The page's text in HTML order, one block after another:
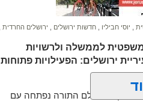
יוסי חביליו חדשות ירושלים ירושלים החרדית
לממשלה ולרשויות
ירושלים: הפעילויות פתוחות
תקציבי עולם התורה נפתחה עם